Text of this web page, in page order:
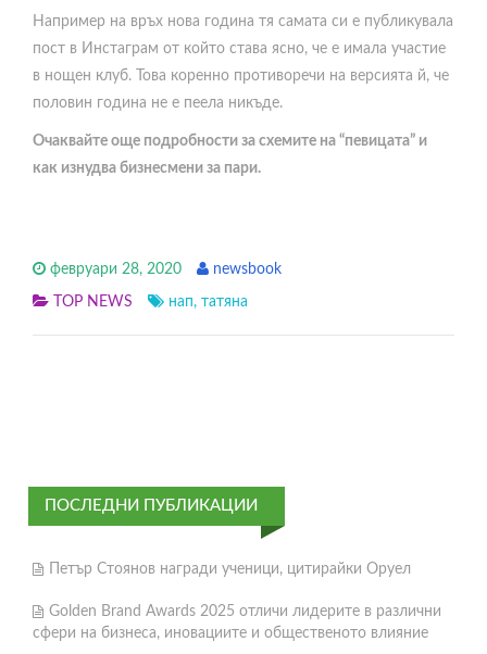
Например на връх нова година тя самата си е публикувала
пост в Инстаграм от който става ясно, че е имала участие
в нощен клуб. Това коренно противоречи на версията й, че
половин година не е пеела никъде.
Очаквайте още подробности за схемите на “певицата” и
как изнудва бизнесмени за пари.
февруари 28, 2020 newsbook
TOP NEWS нап, татяна
ПОСЛЕДНИ ПУБЛИКАЦИИ
Петър Стоянов награди ученици, цитирайки Оруел
Golden Brand Awards 2025 отличи лидерите в различни
сфери на бизнеса, иновациите и общественото влияние